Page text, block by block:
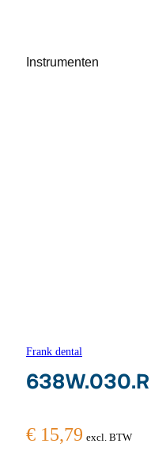
Instrumenten
Frank dental
€ 15,79 excl. BTW